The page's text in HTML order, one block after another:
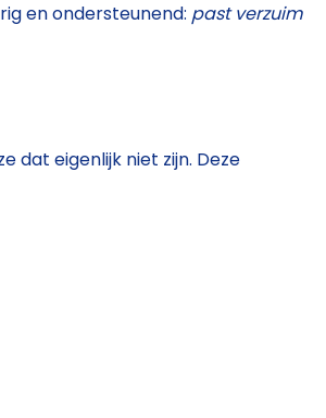
en ondersteunend: past verzuim
dat eigenlijk niet zijn. Deze